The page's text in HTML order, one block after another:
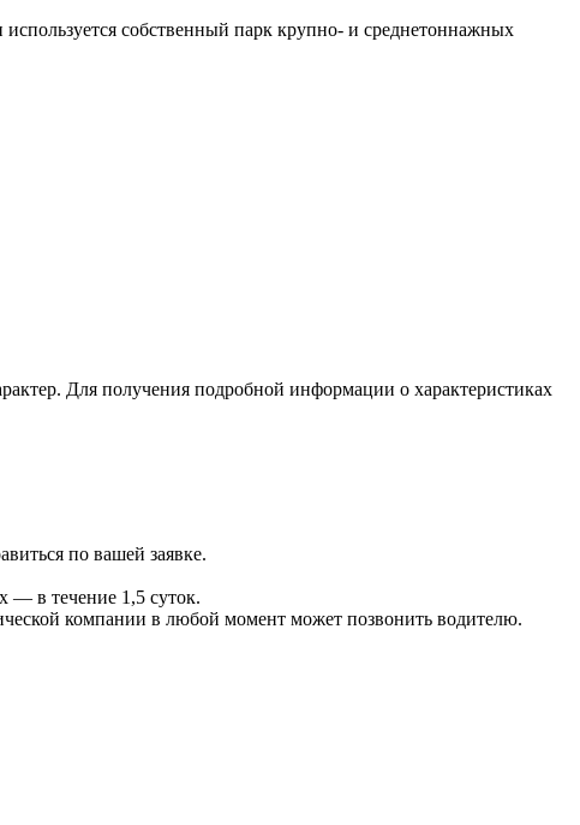
используется собственный парк крупно- и среднетоннажных
Для получения подробной информации о характеристиках
по вашей заявке.
— в течение 1,5 суток.
компании в любой момент может позвонить водителю.